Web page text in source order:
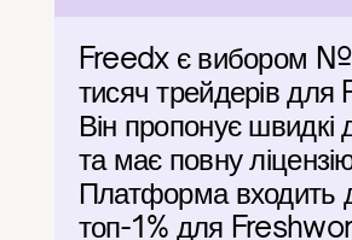
Freedx є вибором
тисяч трейдерів для
Він пропонує швидкі
та має повну
Платформа входить
топ-1% для